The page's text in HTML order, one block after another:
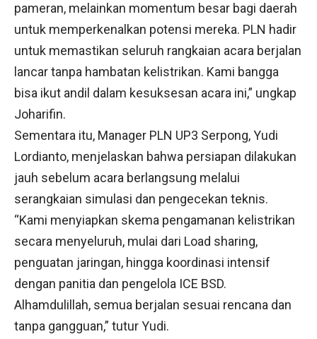
pameran, melainkan momentum besar bagi daerah
untuk memperkenalkan potensi mereka. PLN hadir
untuk memastikan seluruh rangkaian acara berjalan
lancar tanpa hambatan kelistrikan. Kami bangga
bisa ikut andil dalam kesuksesan acara ini,” ungkap
Joharifin.
Sementara itu, Manager PLN UP3 Serpong, Yudi
Lordianto, menjelaskan bahwa persiapan dilakukan
jauh sebelum acara berlangsung melalui
serangkaian simulasi dan pengecekan teknis.
“Kami menyiapkan skema pengamanan kelistrikan
secara menyeluruh, mulai dari Load sharing,
penguatan jaringan, hingga koordinasi intensif
dengan panitia dan pengelola ICE BSD.
Alhamdulillah, semua berjalan sesuai rencana dan
tanpa gangguan,” tutur Yudi.